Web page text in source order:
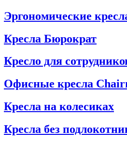
Эргономические
Кресла Бюрократ
Кресло для
Офисные кресла
Кресла на колесиках
Кресла без